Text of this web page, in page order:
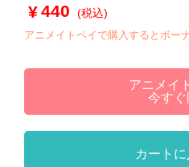
440 (税込)
アニメイトペイで購入するとボー
アニメイ
今すぐ
カート